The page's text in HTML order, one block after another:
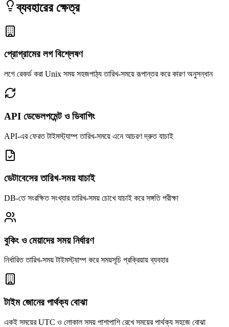
ব্যবহারের ক্ষেত্র
প্রোগ্রামের লগ বিশ্লেষণ
লগে রেকর্ড করা Unix সময় সহজপাঠ্য তারিখ-সময়ে রূপান্তর করে কারণ অনুসন্ধান
API ডেভেলপমেন্ট ও ডিবাগিং
API-এর ফেরত টাইমস্ট্যাম্প তারিখ-সময়ে এনে আচরণ দ্রুত যাচাই
ডেটাবেসের তারিখ-সময় যাচাই
DB-তে সংরক্ষিত সংখ্যার তারিখ-সময় চোখে যাচাই করে সঙ্গতি পরীক্ষা
বুকিং ও মেয়াদের সময় নির্ধারণ
নির্ধারিত তারিখ-সময় টাইমস্ট্যাম্প করে সময়সূচি প্রক্রিয়ায় ব্যবহার
টাইম জোনের পার্থক্য বোঝা
একই সময়ের UTC ও লোকাল সময় পাশাপাশি রেখে সময়ের পার্থক্য সহজে বোঝা